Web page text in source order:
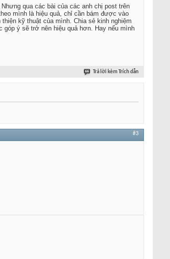
qua các bài của các anh chị post trên
mình là hiệu quả, chỉ cần bám được vào
kỹ thuật của mình. Chia sẻ kinh nghiệm
ý sẽ trở nên hiệu quả hơn. Hay nếu mình
Trả lời kèm Trích dẫn
#3